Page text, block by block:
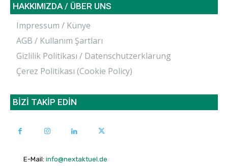
HAKKIMIZDA / ÜBER UNS
Impressum / Künye
AGB / Kullanım Şartları
Gizlilik Politikası / Datenschutzerklärung
Çerez Politikası (Cookie Policy)
BİZİ TAKİP EDİN
E-Mail: info@nextaktuel.de